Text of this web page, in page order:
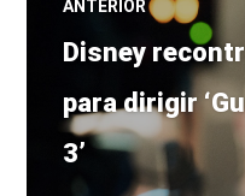
de
Post
ANTERIOR
Post
anterior:
Disney
para dirigir
3’